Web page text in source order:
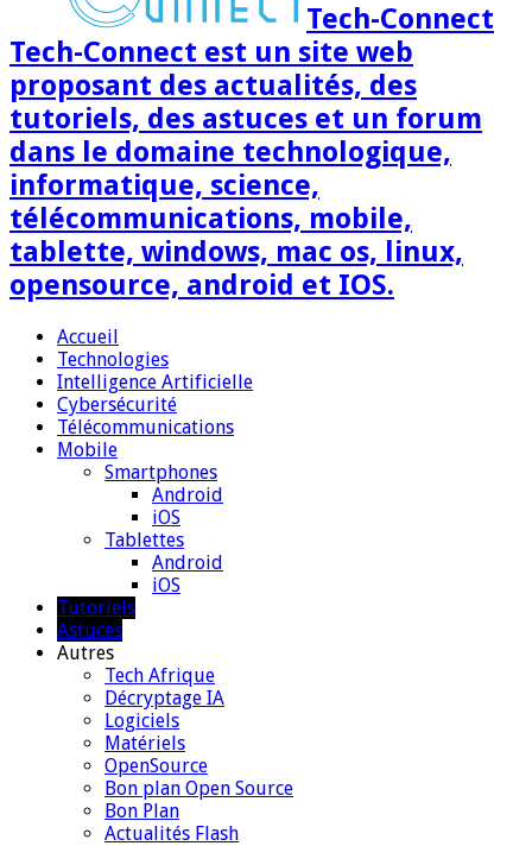
Tech-Connect
Tech-Connect est un site web
proposant des actualités, des
tutoriels, des astuces et un forum
dans le domaine technologique,
informatique, science,
télécommunications, mobile,
tablette, windows, mac os, linux,
opensource, android et IOS.
Accueil
Technologies
Intelligence Artificielle
Cybersécurité
Télécommunications
Mobile
Smartphones
Android
iOS
Tablettes
Android
iOS
Tutoriels
Astuces
Autres
Tech Afrique
Décryptage IA
Logiciels
Matériels
OpenSource
Bon plan Open Source
Bon Plan
Actualités Flash